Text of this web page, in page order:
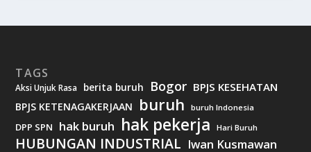
TAGS
Aksi Unjuk Rasa berita buruh Bogor BPJS KESEHATAN
BPJS KETENAGAKERJAAN buruh buruh Indonesia
DPP SPN hak buruh hak pekerja Hari Buruh
HUBUNGAN INDUSTRIAL Iwan Kusmawan